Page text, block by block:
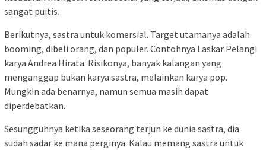
sangat puitis.
Berikutnya, sastra untuk komersial. Target utamanya adalah
booming, dibeli orang, dan populer. Contohnya Laskar Pelangi
karya Andrea Hirata. Risikonya, banyak kalangan yang
menganggap bukan karya sastra, melainkan karya pop.
Mungkin ada benarnya, namun semua masih dapat
diperdebatkan.
Sesungguhnya ketika seseorang terjun ke dunia sastra, dia
sudah sadar ke mana perginya. Kalau memang sastra untuk